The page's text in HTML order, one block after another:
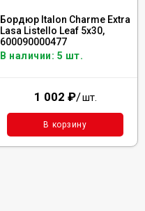
Бордюр Italon Charme Extra
Lasa Listello Leaf 5x30,
600090000477
В наличии: 5 шт.
1 002 ₽/шт.
В корзину